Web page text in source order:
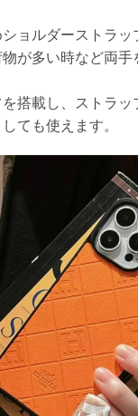
ョルダーストラッ
が多い時など両
搭載し、ストラッ
ても使えます。